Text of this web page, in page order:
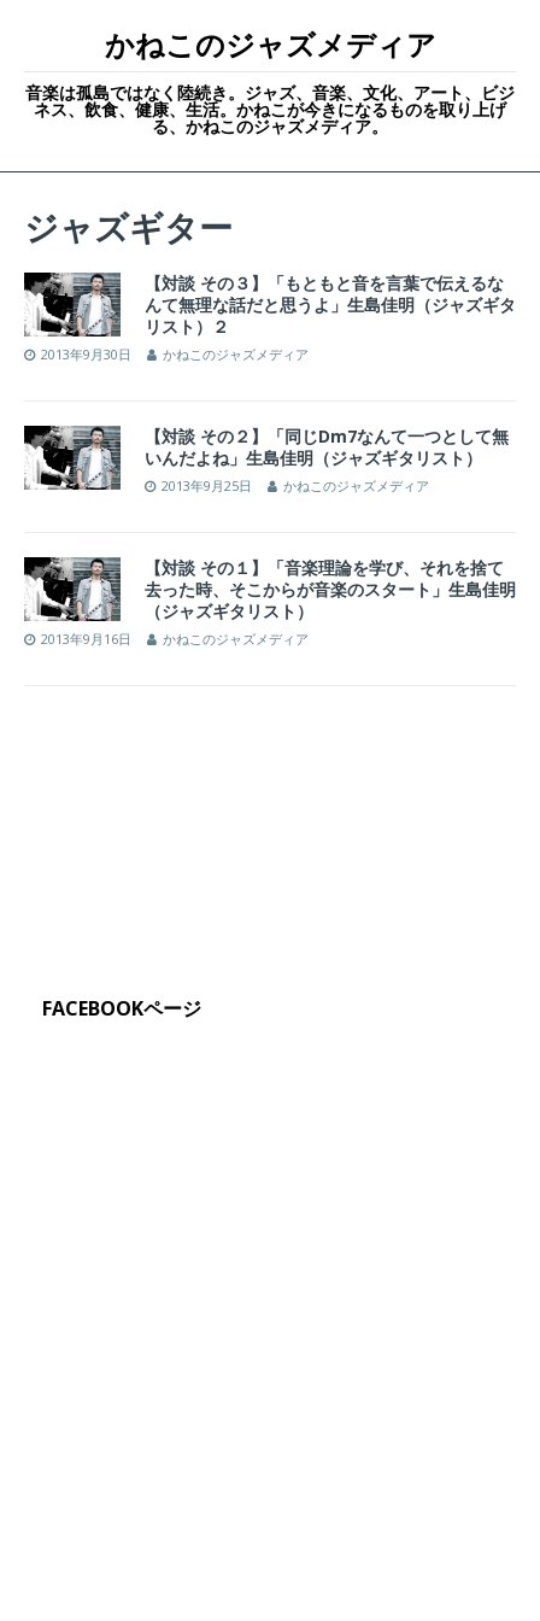
かねこのジャズメディア
音楽は孤島ではなく陸続き。ジャズ、音楽、文化、アート、ビジ
ネス、飲食、健康、生活。かねこが今きになるものを取り上げ
る、かねこのジャズメディア。
ジャズギター
【対談 その３】「もともと音を言葉で伝えるな
んて無理な話だと思うよ」生島佳明（ジャズギタ
リスト）２
2013年9月30日 かねこのジャズメディア
【対談 その２】「同じDm7なんて一つとして無
いんだよね」生島佳明（ジャズギタリスト）
2013年9月25日 かねこのジャズメディア
【対談 その１】「音楽理論を学び、それを捨て
去った時、そこからが音楽のスタート」生島佳明
（ジャズギタリスト）
2013年9月16日 かねこのジャズメディア
FACEBOOKページ